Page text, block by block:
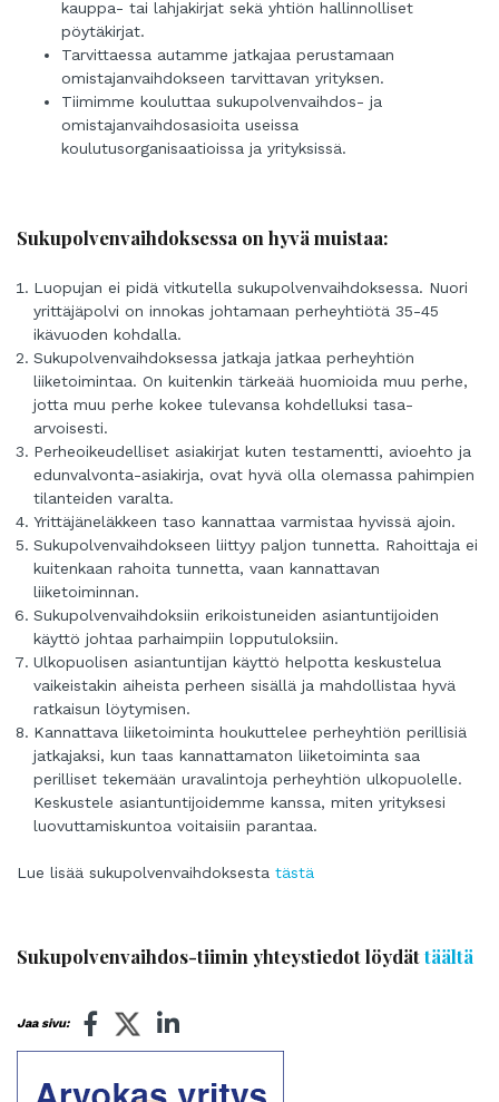
kauppa- tai lahjakirjat sekä yhtiön hallinnolliset
pöytäkirjat.
Tarvittaessa autamme jatkajaa perustamaan
omistajanvaihdokseen tarvittavan yrityksen.
Tiimimme kouluttaa sukupolvenvaihdos- ja
omistajanvaihdosasioita useissa
koulutusorganisaatioissa ja yrityksissä.
Sukupolvenvaihdoksessa on hyvä muistaa:
Luopujan ei pidä vitkutella sukupolvenvaihdoksessa. Nuori
yrittäjäpolvi on innokas johtamaan perheyhtiötä 35-45
ikävuoden kohdalla.
Sukupolvenvaihdoksessa jatkaja jatkaa perheyhtiön
liiketoimintaa. On kuitenkin tärkeää huomioida muu perhe,
jotta muu perhe kokee tulevansa kohdelluksi tasa-
arvoisesti.
Perheoikeudelliset asiakirjat kuten testamentti, avioehto ja
edunvalvonta-asiakirja, ovat hyvä olla olemassa pahimpien
tilanteiden varalta.
Yrittäjäneläkkeen taso kannattaa varmistaa hyvissä ajoin.
Sukupolvenvaihdokseen liittyy paljon tunnetta. Rahoittaja ei
kuitenkaan rahoita tunnetta, vaan kannattavan
liiketoiminnan.
Sukupolvenvaihdoksiin erikoistuneiden asiantuntijoiden
käyttö johtaa parhaimpiin lopputuloksiin.
Ulkopuolisen asiantuntijan käyttö helpotta keskustelua
vaikeistakin aiheista perheen sisällä ja mahdollistaa hyvä
ratkaisun löytymisen.
Kannattava liiketoiminta houkuttelee perheyhtiön perillisiä
jatkajaksi, kun taas kannattamaton liiketoiminta saa
perilliset tekemään uravalintoja perheyhtiön ulkopuolelle.
Keskustele asiantuntijoidemme kanssa, miten yrityksesi
luovuttamiskuntoa voitaisiin parantaa.
Lue lisää sukupolvenvaihdoksesta tästä
Sukupolvenvaihdos-tiimin yhteystiedot löydättäältä
Jaa sivu: